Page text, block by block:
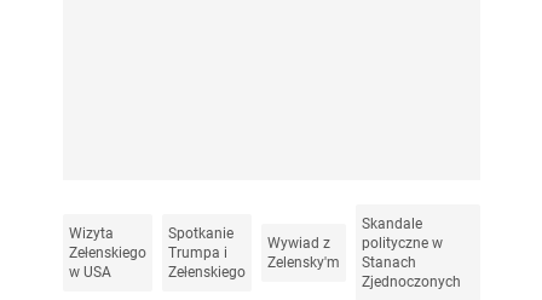
Wizyta
Zełenskiego
w USA
Spotkanie
Trumpa i
Zełenskiego
Wywiad z
Zelensky'm
Skandale
polityczne w
Stanach
Zjednoczonych